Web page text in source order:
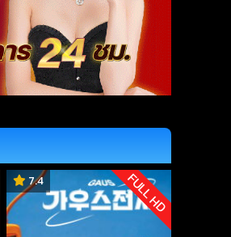
7.4 FULL HD